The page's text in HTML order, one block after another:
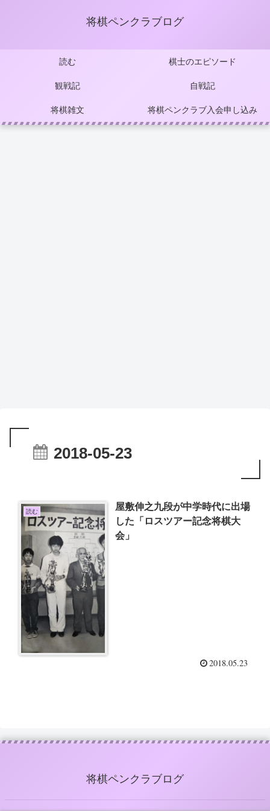
将棋ペンクラブログ
読む 棋士のエピソード
観戦記 自戦記
将棋雑文 将棋ペンクラブ入会申し込み
2018-05-23
読む
屋敷伸之九段が中学時代に出場
した「ロスツアー記念将棋大
会」
2018.05.23
将棋ペンクラブログ